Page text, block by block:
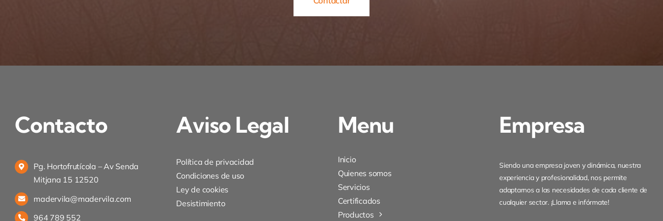
Contacto
Pg. Hortofrutícola – Av Senda
Mitjana 15 12520
madervila@madervila.com
964 789 552
Aviso Legal
Política de privacidad
Condiciones de uso
Ley de cookies
Desistimiento
Menu
Inicio
Quienes somos
Servicios
Certificados
Productos
Empresa
Siendo una empresa joven y dinámica, nuestra
experiencia y profesionalidad, nos permite
adaptarnos a las necesidades de cada cliente de
cualquier sector. ¡Llama e infórmate!